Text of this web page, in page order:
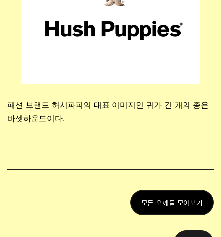
패션 브랜드 허시파피의 대표 이미지인 귀가 긴 개의 종은
바셋하운드이다.
모든 오깨들 모아보기